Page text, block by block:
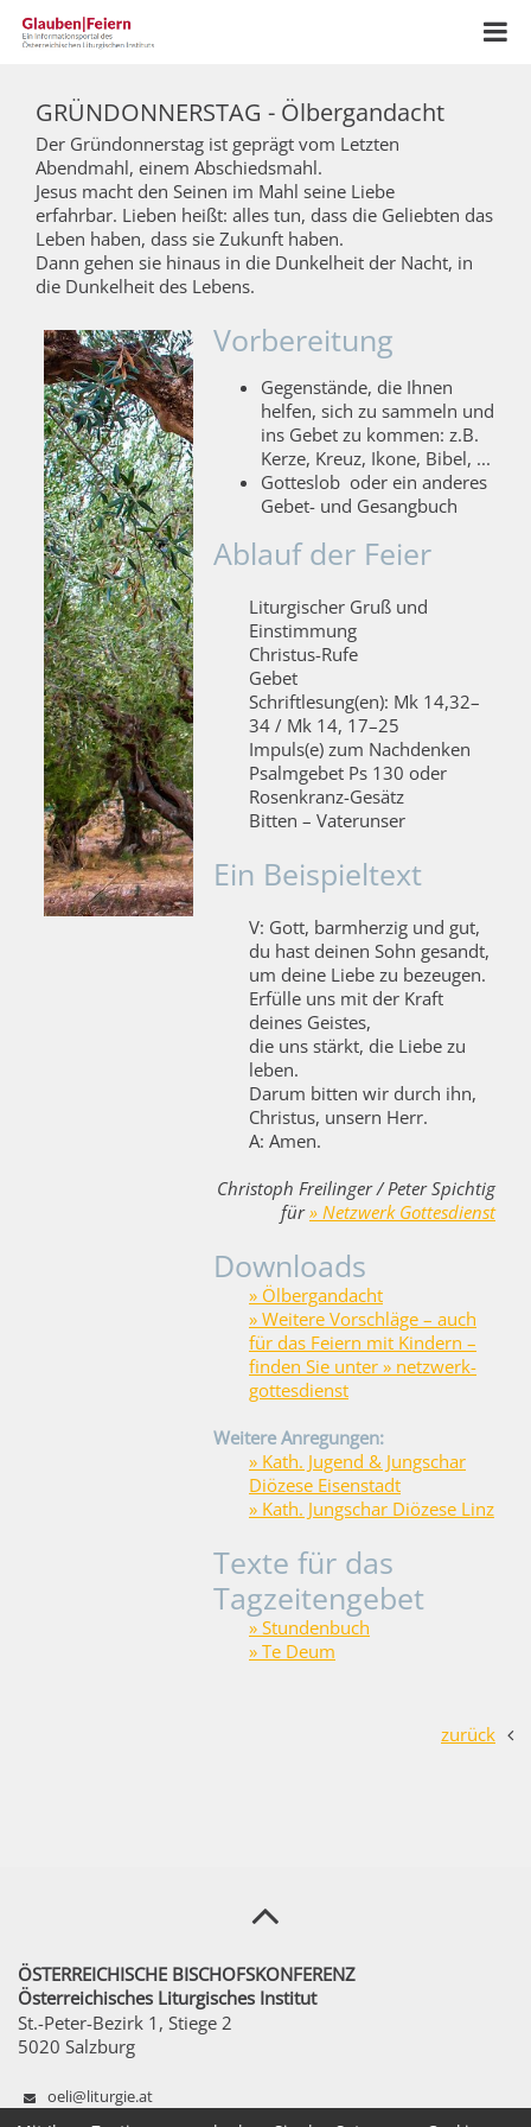
GRÜNDONNERSTAG - Ölbergandacht
Der Gründonnerstag ist geprägt vom Letzten
Abendmahl, einem Abschiedsmahl.
Jesus macht den Seinen im Mahl seine Liebe
erfahrbar. Lieben heißt: alles tun, dass die Geliebten das
Leben haben, dass sie Zukunft haben.
Dann gehen sie hinaus in die Dunkelheit der Nacht, in
die Dunkelheit des Lebens.
Vorbereitung
Gegenstände, die Ihnen
helfen, sich zu sammeln und
ins Gebet zu kommen: z.B.
Kerze, Kreuz, Ikone, Bibel, ...
Gotteslob oder ein anderes
Gebet- und Gesangbuch
Ablauf der Feier
Liturgischer Gruß und
Einstimmung
Christus-Rufe
Gebet
Schriftlesung(en): Mk 14,32–
34 / Mk 14, 17–25
Impuls(e) zum Nachdenken
Psalmgebet Ps 130 oder
Rosenkranz-Gesätz
Bitten – Vaterunser
Ein Beispieltext
V: Gott, barmherzig und gut,
du hast deinen Sohn gesandt,
um deine Liebe zu bezeugen.
Erfülle uns mit der Kraft
deines Geistes,
die uns stärkt, die Liebe zu
leben.
Darum bitten wir durch ihn,
Christus, unsern Herr.
A: Amen.
Christoph Freilinger / Peter Spichtig
für» Netzwerk Gottesdienst
Downloads
» Ölbergandacht
» Weitere Vorschläge – auch
für das Feiern mit Kindern –
finden Sie unter » netzwerk-
gottesdienst
Weitere Anregungen:
» Kath. Jugend & Jungschar
Diözese Eisenstadt
» Kath. Jungschar Diözese Linz
Texte für das
Tagzeitengebet
» Stundenbuch
» Te Deum
zurück
ÖSTERREICHISCHE BISCHOFSKONFERENZ
Österreichisches Liturgisches Institut
St.-Peter-Bezirk 1, Stiege 2
5020 Salzburg
oeli@liturgie.at